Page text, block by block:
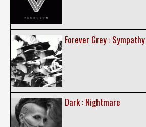
Forever Grey :
Dark : Nightmare